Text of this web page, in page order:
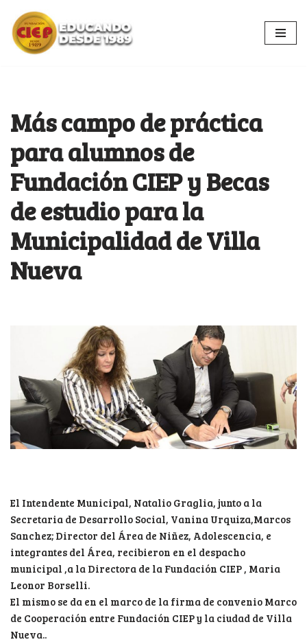
Ir
al
Más campo de práctica
para alumnos de
Fundación CIEP y Becas
de estudio para la
Municipalidad de Villa
Nueva
El Intendente Municipal, Natalio Graglia, junto a la
Secretaria de Desarrollo Social, Vanina Urquiza,Marcos
Sanchez; Director del Área de Niñez, Adolescencia, e
integrantes del Área, recibieron en el despacho
municipal ,a la Directora de la Fundación CIEP , Maria
Leonor Borselli.
El mismo se da en el marco de la firma de convenio Marco
de Cooperación entre Fundación CIEP y la ciudad de Villa
Nueva..